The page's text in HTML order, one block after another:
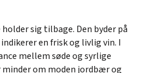
sig tilbage. Den byder på
en frisk og livlig vin. I
mellem søde og syrlige
om moden jordbær og